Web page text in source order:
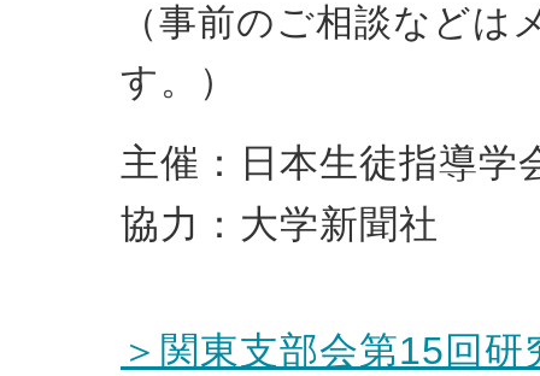
（事前のご相談など
す。）
主催：日本生徒指導学
協力：大学新聞社
＞関東支部会第15回